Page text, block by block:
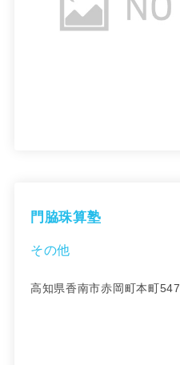
門脇珠算塾
その他
高知県香南市赤岡町本町547